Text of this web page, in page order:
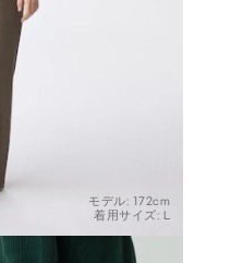
モデル: 172cm
着用サイズ: L